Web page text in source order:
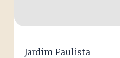
Jardim Paulista